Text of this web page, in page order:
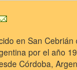
en San
por el año
Córdoba,